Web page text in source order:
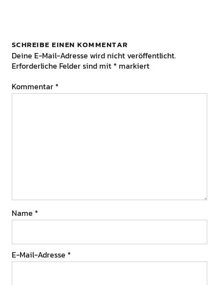
SCHREIBE EINEN KOMMENTAR
Deine E-Mail-Adresse wird nicht veröffentlicht.
Erforderliche Felder sind mit * markiert
Kommentar *
Name *
E-Mail-Adresse *